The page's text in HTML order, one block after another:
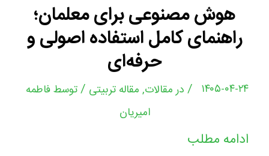
هوش مصنوعی برای معلمان؛
راهنمای کامل استفاده اصولی و
حرفه‌ای
۱۴۰۵-۰۴-۲۴ / درمقالات, مقاله تربیتی /توسطفاطمه
امیریان
ادامه مطلب